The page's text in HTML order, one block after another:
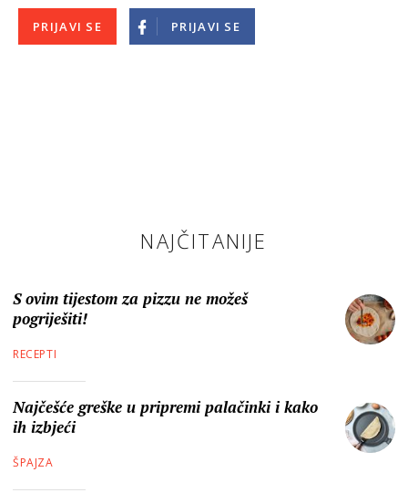
PRIJAVI SE PRIJAVI SE
NAJČITANIJE
S ovim tijestom za pizzu ne možeš
pogriješiti!
RECEPTI
Najčešće greške u pripremi palačinki i kako
ih izbjeći
ŠPAJZA